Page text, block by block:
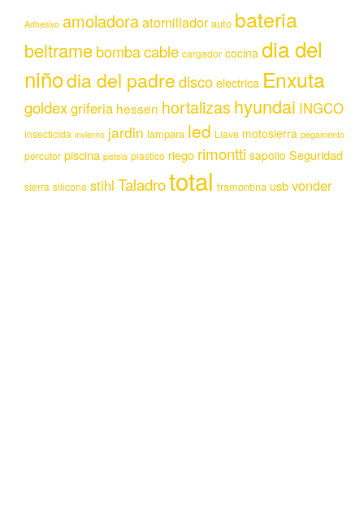
Adhesivo amoladoraatornillador auto bateria
beltramebombacable cargador cocina dia del
niñodia del padrediscoelectrica Enxuta
goldexgriferia hessen hortalizas hyundai INGCO
insecticida invierno jardin lampara led Llave motosierra pegamento
percutor piscina pistola plastico riego rimontti sapolio Seguridad
sierra silicona stihl Taladrototal tramontina usbvonder